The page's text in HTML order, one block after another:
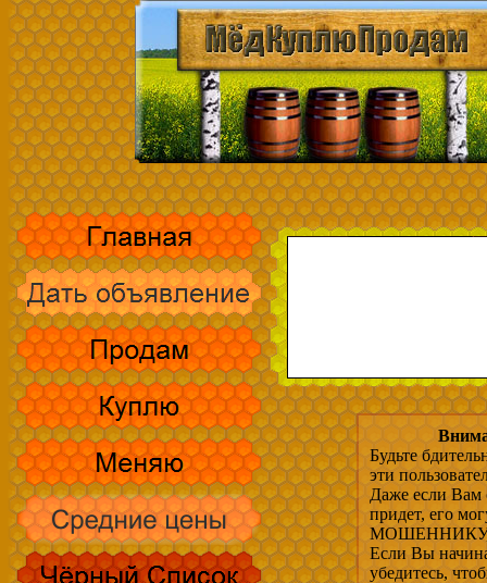
Будьте
эти
Даже если Вам
придет, его
МОШЕННИКУ,
Если Вы
убедитесь,